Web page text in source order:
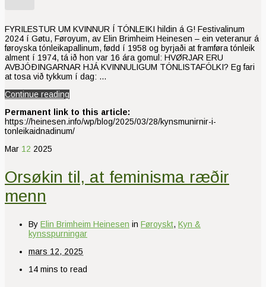
FYRILESTUR UM KVINNUR Í TÓNLEIKI hildin á G! Festivalinum
2024 í Gøtu, Føroyum, av Elin Brimheim Heinesen – ein veteranur á
føroyska tónleikapallinum, fødd í 1958 og byrjaði at framføra tónleik
alment í 1974, tá ið hon var 16 ára gomul: HVØRJAR ERU
AVBJÓÐINGARNAR HJÁ KVINNULIGUM TÓNLISTAFÓLKI? Eg fari
at tosa við tykkum í dag: …
Continue reading
Permanent link to this article:
https://heinesen.info/wp/blog/2025/03/28/kynsmunirnir-i-
tonleikaidnadinum/
Mar 12 2025
Orsøkin til, at feminisma ræðir
menn
By Elin Brimheim Heinesen in Føroyskt, Kyn &
kynsspurningar
mars 12, 2025
14 mins to read